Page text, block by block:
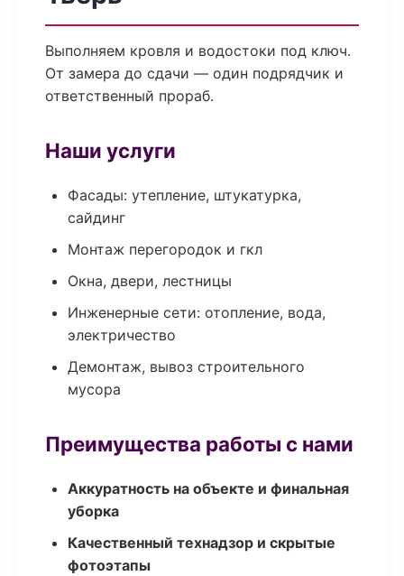
Выполняем кровля и водостоки под ключ.
От замера до сдачи — один подрядчик и
ответственный прораб.
Наши услуги
Фасады: утепление, штукатурка,
сайдинг
Монтаж перегородок и гкл
Окна, двери, лестницы
Инженерные сети: отопление, вода,
электричество
Демонтаж, вывоз строительного
мусора
Преимущества работы с нами
Аккуратность на объекте и финальная
уборка
Качественный технадзор и скрытые
фотоэтапы